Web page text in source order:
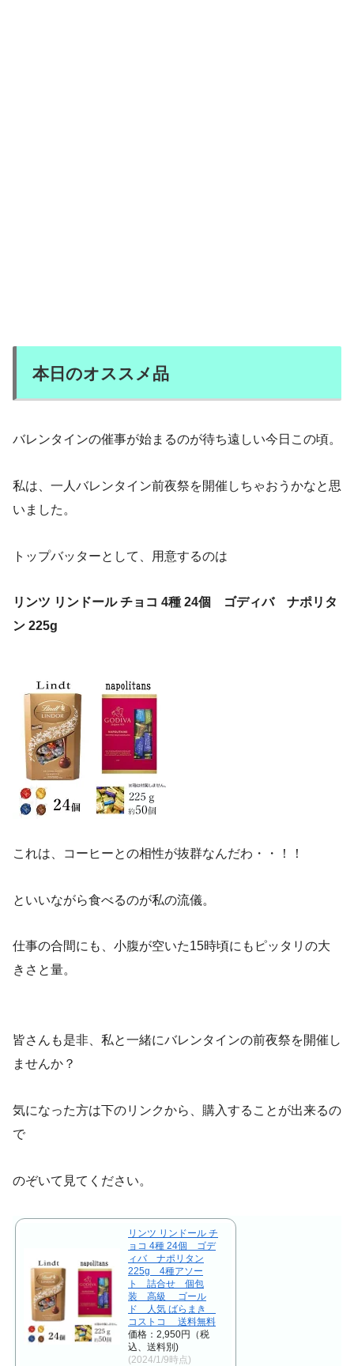
本日のオススメ品
バレンタインの催事が始まるのが待ち遠しい今日この頃。
私は、一人バレンタイン前夜祭を開催しちゃおうかなと思
いました。
トップバッターとして、用意するのは
リンツ リンドール チョコ 4種 24個 ゴディバ ナポリタ
ン 225g
これは、コーヒーとの相性が抜群なんだわ・・！！
といいながら食べるのが私の流儀。
仕事の合間にも、小腹が空いた15時頃にもピッタリの大
きさと量。
皆さんも是非、私と一緒にバレンタインの前夜祭を開催し
ませんか？
気になった方は下のリンクから、購入することが出来るの
で
のぞいて見てください。
リンツ リンドール チ
ョコ 4種 24個 ゴデ
ィバ ナポリタン
225g 4種アソー
ト 詰合せ 個包
装 高級 ゴール
ド 人気 ばらまき
コストコ 送料無料
価格：2,950円（税
込、送料別)
(2024/1/9時点)